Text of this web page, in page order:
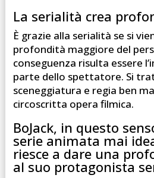
La serialità crea
È grazie alla serialità se si
profondità maggiore del
conseguenza risulta essere
parte dello spettatore. Si
sceneggiatura e regia ben
circoscritta opera filmica.
BoJack, in questo
serie animata mai
riesce a dare una
al suo protagonista